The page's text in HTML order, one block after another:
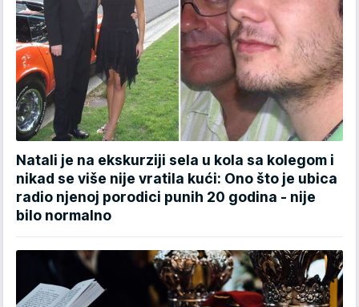
Natali je na ekskurziji sela u kola sa kolegom i
nikad se više nije vratila kući: Ono što je ubica
radio njenoj porodici punih 20 godina - nije
bilo normalno